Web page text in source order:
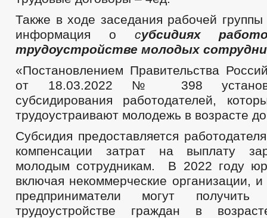
Также в ходе заседания рабочей
информация о субсидиях
трудоустройстве молодых
«Постановлением Правительства
от 18.03.2022 № 398
субсидирования работодателей,
трудоустраивают молодежь в возрасте
Субсидия предоставляется
компенсации затрат на выплату
молодым сотрудникам. В 2022 году
включая некоммерческие организации,
предприниматели могут
трудоустройстве граждан в